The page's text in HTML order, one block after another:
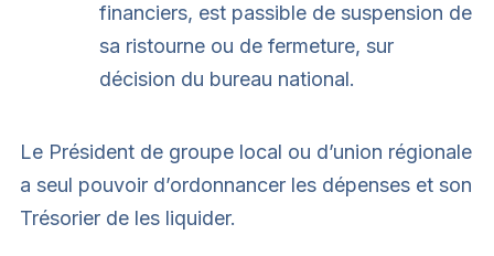
financiers, est passible de suspension de
sa ristourne ou de fermeture, sur
décision du bureau national.
Le Président de groupe local ou d’union régionale
a seul pouvoir d’ordonnancer les dépenses et son
Trésorier de les liquider.